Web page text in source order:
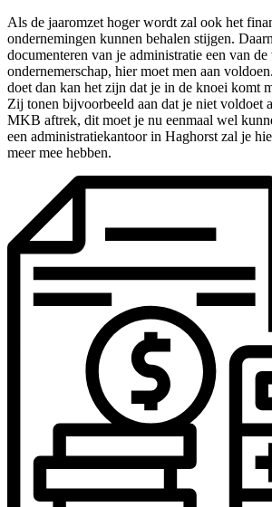
Als de jaaromzet hoger wordt zal ook het
ondernemingen kunnen behalen stijgen.
documenteren van je administratie een van
ondernemerschap, hier moet men aan
doet dan kan het zijn dat je in de knoei komt
Zij tonen bijvoorbeeld aan dat je niet voldoet
MKB aftrek, dit moet je nu eenmaal wel
een administratiekantoor in Haghorst zal je
meer mee hebben.